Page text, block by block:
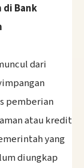
di Bank
dari
pemberian
atau kredit
yang
diungkap